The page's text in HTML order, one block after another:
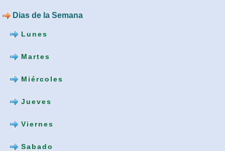
Dias de la Semana
Lunes
Martes
Miércoles
Jueves
Viernes
Sabado